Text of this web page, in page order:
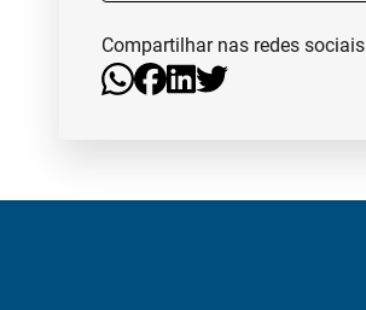
Compartilhar nas redes sociais